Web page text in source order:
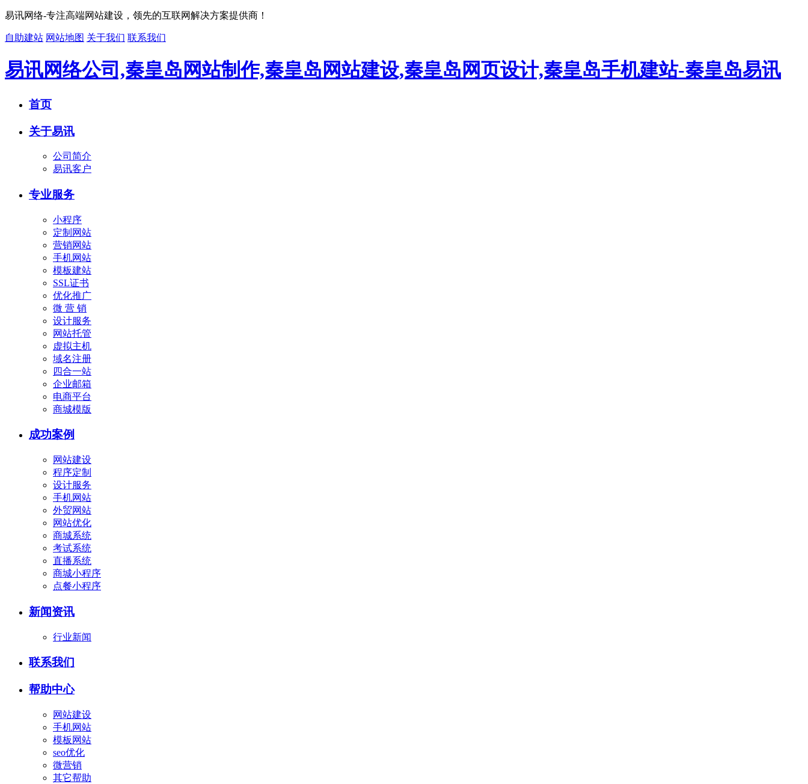
易讯网络-专注高端网站建设，领先的互联网解决方案提供商！
自助建站 网站地图 关于我们 联系我们
易讯网络公司,秦皇岛网站制作,秦皇岛网站建设,秦皇岛网页设计,秦皇岛手机建站-秦皇岛易讯
首页
关于易讯
公司简介
易讯客户
专业服务
小程序
定制网站
营销网站
手机网站
模板建站
SSL证书
优化推广
微 营 销
设计服务
网站托管
虚拟主机
域名注册
四合一站
企业邮箱
电商平台
商城模版
成功案例
网站建设
程序定制
设计服务
手机网站
外贸网站
网站优化
商城系统
考试系统
直播系统
商城小程序
点餐小程序
新闻资讯
行业新闻
联系我们
帮助中心
网站建设
手机网站
模板网站
seo优化
微营销
其它帮助